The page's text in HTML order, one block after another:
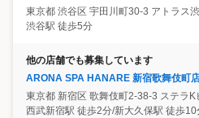
東京都 渋谷区 宇田川町30-3 アトラス
渋谷駅 徒歩5分
他の店舗でも募集しています
ARONA SPA HANARE 新宿歌舞伎町
東京都 新宿区 歌舞伎町2-38-3 ステラK
西武新宿駅 徒歩2分/新大久保駅 徒歩